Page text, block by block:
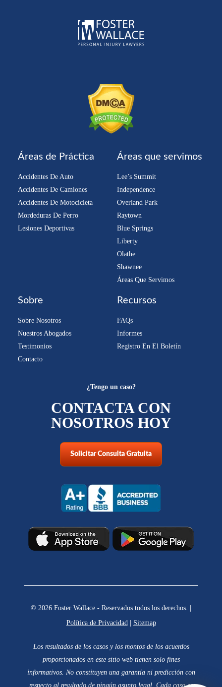
Áreas de Práctica
Accidentes De Auto
Accidentes De Camiones
Accidentes De Motocicleta
Mordeduras De Perro
Lesiones Deportivas
Áreas que servimos
Lee’s Summit
Independence
Overland Park
Raytown
Blue Springs
Liberty
Olathe
Shawnee
Áreas Que Servimos
Sobre
Sobre Nosotros
Nuestros Abogados
Testimonios
Contacto
Recursos
FAQs
Informes
Registro En El Boletín
¿Tengo un caso?
CONTACTA CON
NOSOTROS HOY
Solicitar Consulta Gratuita
© 2026 Foster Wallace - Reservados todos los derechos. |
Política de Privacidad| Sitemap
Los resultados de los casos y los montos de los acuerdos
proporcionados en este sitio web tienen solo fines
informativos. No constituyen una garantía ni predicción con
respecto al resultado de ningún asunto legal. Cada caso es